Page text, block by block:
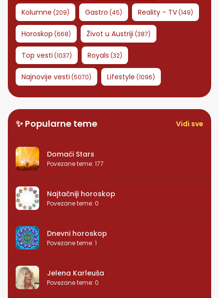
Kolumne (209) Gastro (45) Reality - TV(149)
Horoskop (668) Život u Austriji (387)
Top vesti (1037) Royals (32)
Najnovije vesti (5070) Lifestyle (1096)
✨ Popularne teme Vidi sve
Domaći Stars
Povezane teme: 177
Najtačniji horoskop
Povezane teme: 0
Dnevni horoskop
Povezane teme: 1
Jelena Karleuša
Povezane teme: 0